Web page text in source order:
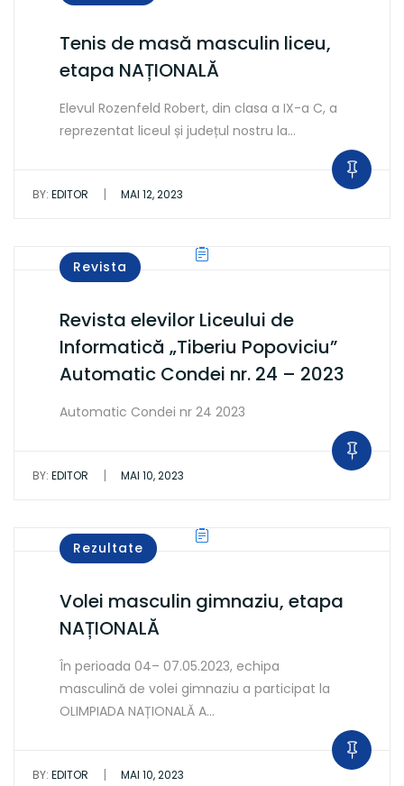
Tenis de masă masculin liceu,
etapa NAȚIONALĂ
Elevul Rozenfeld Robert, din clasa a IX-a C, a
reprezentat liceul și județul nostru la…
BY: EDITOR | MAI 12, 2023
Revista
Revista elevilor Liceului de
Informatică „Tiberiu Popoviciu”
Automatic Condei nr. 24 – 2023
Automatic Condei nr 24 2023
BY: EDITOR | MAI 10, 2023
Rezultate
Volei masculin gimnaziu, etapa
NAȚIONALĂ
În perioada 04– 07.05.2023, echipa
masculină de volei gimnaziu a participat la
OLIMPIADA NAȚIONALĂ A…
BY: EDITOR | MAI 10, 2023